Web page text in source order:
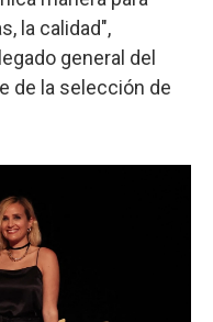
la calidad",
general del
de la selección de